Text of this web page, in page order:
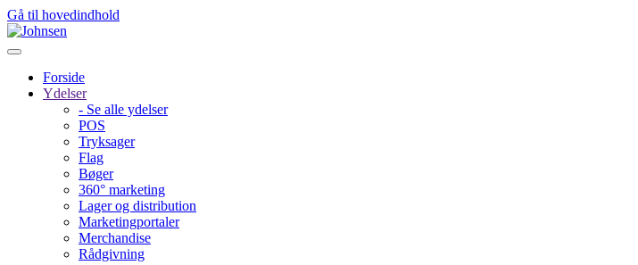
Gå til hovedindhold
Forside
Ydelser
- Se alle ydelser
POS
Tryksager
Flag
Bøger
360° marketing
Lager og distribution
Marketing­portaler
Merchandise
Rådgivning